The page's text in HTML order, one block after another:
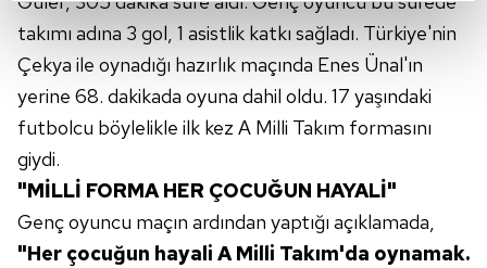
kalemimiz olduğunu sizlere hatırlatmak isteriz.
Her halükârda, kullanıcılar, bu çerezlere izin vermedikleri
takdirde, kullanıcılara hedefli reklamlar
gösterilmeyecektir."
Sizlere daha iyi bir hizmet sunabilmek için İnternet
Sitemizde kendimize ve üçüncü kişilere ait çerezler
kullanılmaktadır. Bu çerezler vasıtasıyla çeşitli kişisel
verileriniz işlenmekte olup gerekli olan çerezler bilgi
takımı adına 3 gol, 1 asistlik katkı sağladı. Türkiye'nin
Çekya ile oynadığı hazırlık maçında Enes Ünal'ın
yerine 68. dakikada oyuna dahil oldu. 17 yaşındaki
futbolcu böylelikle ilk kez A Milli Takım formasını
giydi.
"MİLLİ FORMA HER ÇOCUĞUN HAYALİ"
Genç oyuncu maçın ardından yaptığı açıklamada,
"Her çocuğun hayali A Milli Takım'da oynamak.